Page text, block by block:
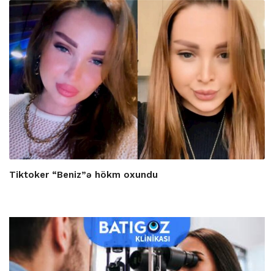
Tiktoker “Beniz”ə hökm oxundu